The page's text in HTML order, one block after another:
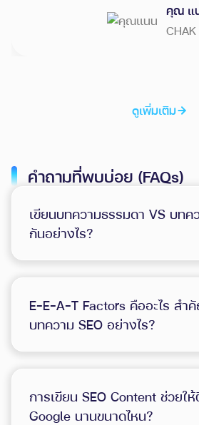
คุณ แ
CHAK
ดูเพิ่มเติม
คำถามที่พบบ่อย (FAQs)
เขียนบทความธรรมดา VS บทค
กันอย่างไร?
E-E-A-T Factors คืออะไร สำ
บทความ SEO อย่างไร?
การเขียน SEO Content ช่วยใ
Google นานขนาดไหน?